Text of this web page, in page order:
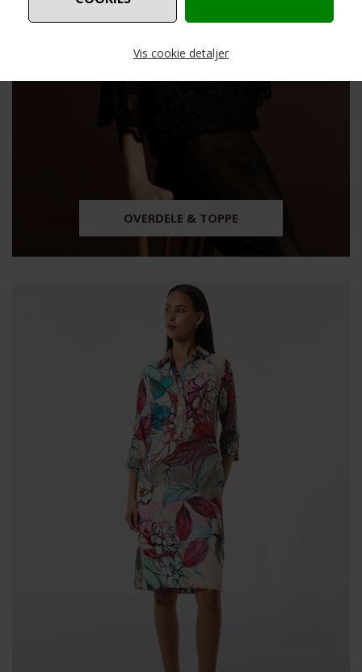
Vis cookie detaljer
Funktionelle Statistiske
OVERDELE & TOPPE